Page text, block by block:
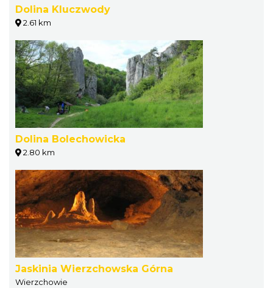
Dolina Kluczwody
2.61 km
Dolina Bolechowicka
2.80 km
Jaskinia Wierzchowska Górna
Wierzchowie